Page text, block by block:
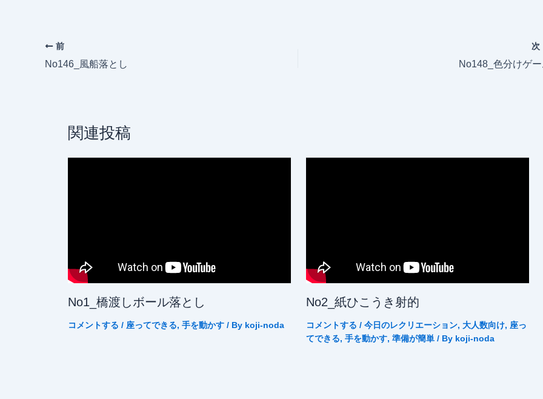
前
No146_風船落とし
次
No148_色分けゲ
関連投稿
No1_橋渡しボール落とし
コメントする / 座ってできる, 手を動かす / By koji-noda
No2_紙ひこうき射的
コメントする / 今日のレクリエーション, 大人数向け, 座っ
てできる, 手を動かす, 準備が簡単/ By koji-noda